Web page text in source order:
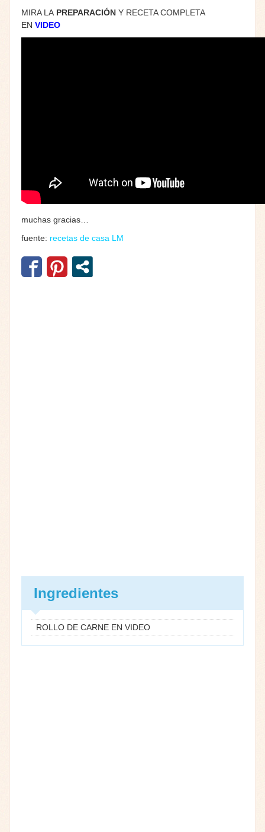
MIRA LA PREPARACIÓN Y RECETA COMPLETA
EN VIDEO
muchas gracias…
fuente: recetas de casa LM
Ingredientes
ROLLO DE CARNE EN VIDEO